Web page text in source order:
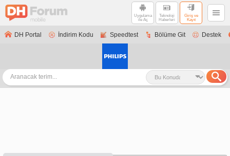
Uygulama
ile Aç
Teknoloji
Haberleri
Giriş ve
Kayıt
DH Portal İndirim Kodu Speedtest Bölüme Git Destek